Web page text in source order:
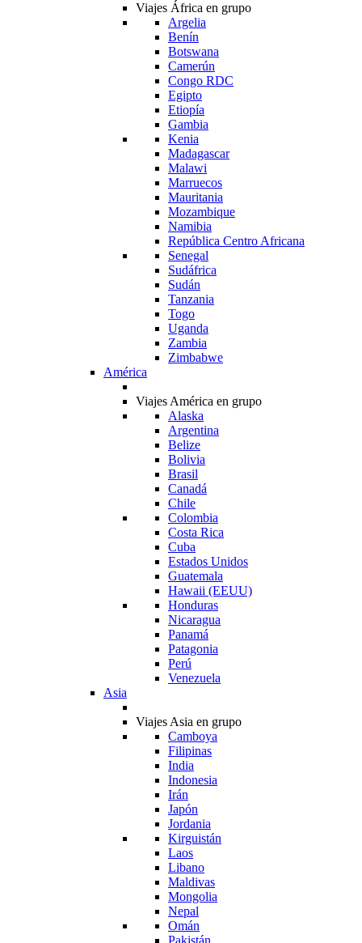
Viajes África en grupo
Argelia
Benín
Botswana
Camerún
Congo RDC
Egipto
Etiopía
Gambia
Kenia
Madagascar
Malawi
Marruecos
Mauritania
Mozambique
Namibia
República Centro Africana
Senegal
Sudáfrica
Sudán
Tanzania
Togo
Uganda
Zambia
Zimbabwe
América
Viajes América en grupo
Alaska
Argentina
Belize
Bolivia
Brasil
Canadá
Chile
Colombia
Costa Rica
Cuba
Estados Unidos
Guatemala
Hawaii (EEUU)
Honduras
Nicaragua
Panamá
Patagonia
Perú
Venezuela
Asia
Viajes Asia en grupo
Camboya
Filipinas
India
Indonesia
Irán
Japón
Jordania
Kirguistán
Laos
Libano
Maldivas
Mongolia
Nepal
Omán
Pakistán